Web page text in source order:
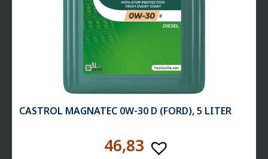
CASTROL MAGNATEC 0W-30 D (FORD), 5 LITER
46,83